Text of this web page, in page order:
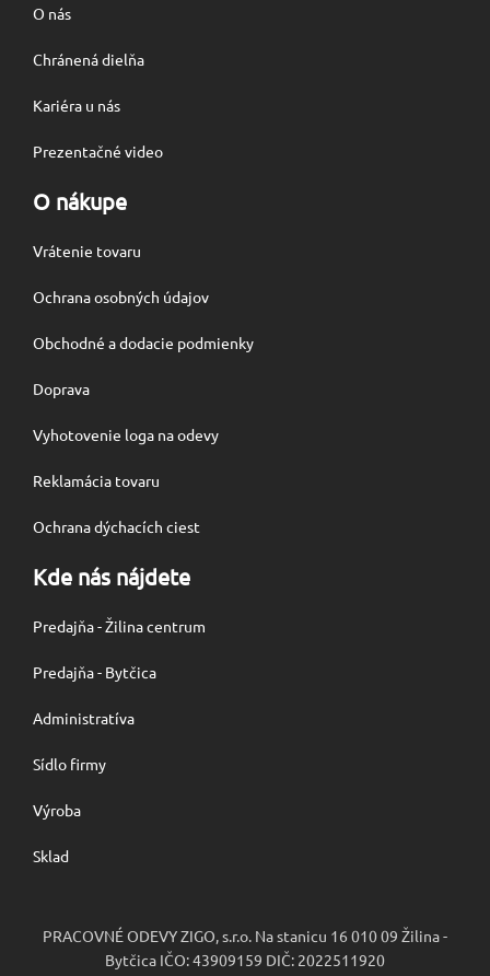
O nás
Chránená dielňa
Kariéra u nás
Prezentačné video
O nákupe
Vrátenie tovaru
Ochrana osobných údajov
Obchodné a dodacie podmienky
Doprava
Vyhotovenie loga na odevy
Reklamácia tovaru
Ochrana dýchacích ciest
Kde nás nájdete
Predajňa - Žilina centrum
Predajňa - Bytčica
Administratíva
Sídlo firmy
Výroba
Sklad
PRACOVNÉ ODEVY ZIGO, s.r.o. Na stanicu 16 010 09 Žilina -
Bytčica IČO: 43909159 DIČ: 2022511920